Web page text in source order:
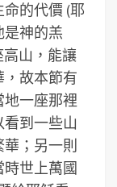
的代價 (耶
是神的羔
高山，能讓
故本節有
一座那裡
到一些山
；另一則
世上萬國